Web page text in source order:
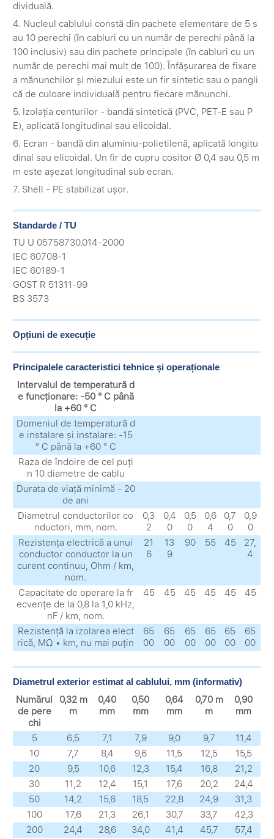
dividuală.
4. Nucleul cablului constă din pachete elementare de 5 s
au 10 perechi (în cabluri cu un număr de perechi până la
100 inclusiv) sau din pachete principale (în cabluri cu un
număr de perechi mai mult de 100). Înfășurarea de fixare
a mănunchilor și miezului este un fir sintetic sau o pangli
că de culoare individuală pentru fiecare mănunchi.
5. Izolația centurilor - bandă sintetică (PVC, PET-E sau P
E), aplicată longitudinal sau elicoidal.
6. Ecran - bandă din aluminiu-polietilenă, aplicată longitu
dinal sau elicoidal. Un fir de cupru cositor Ø 0,4 sau 0,5 m
m este așezat longitudinal sub ecran.
7. Shell - PE stabilizat ușor.
Standarde / TU
TU U 05758730.014-2000
IEC 60708-1
IEC 60189-1
GOST R 51311-99
BS 3573
Opțiuni de execuție
Principalele caracteristici tehnice și operaționale
Intervalul de temperatură d
e funcționare: -50 ° C până
la +60 ° C
Domeniul de temperatură d
e instalare și instalare: -15
° C până la +60 ° C
Raza de îndoire de cel puți
n 10 diametre de cablu
Durata de viață minimă - 20
de ani
Diametrul conductorilor co
nductori, mm, nom.
0,3
2
0,4
0
0,5
0
0,6
4
0,7
0
0,9
0
Rezistența electrică a unui
conductor conductor la un
curent continuu, Ohm / km,
nom.
21
6
13
9
90 55 45
27,
4
Capacitate de operare la fr
ecvențe de la 0,8 la 1,0 kHz,
nF / km, nom.
45 45 45 45 45 45
Rezistență la izolarea elect
rică, MΩ • km, nu mai puțin
65
00
65
00
65
00
65
00
65
00
65
00
Diametrul exterior estimat al cablului, mm (informativ)
Numărul
de pere
chi
0,32 m
m
0,40
mm
0,50
mm
0,64
mm
0,70 m
m
0,90
mm
5 6,5 7,1 7,9 9,0 9,7
11,4
10
7,7 8,4 9,6 11,5 12,5
15,5
20
9,5 10,6 12,3 15,4 16,8
21,2
30
11,2 12,4 15,1 17,6 20,2
24,4
50
14,2 15,6 18,5 22,8 24,9
31,3
100
17,6 21,3 26,1 30,7 33,7
42,3
200
24,4 28,6 34,0 41,4 45,7
57,4